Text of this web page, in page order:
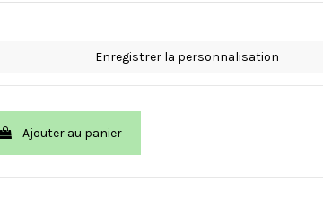
Enregistrer la personnalisation
Ajouter au panier